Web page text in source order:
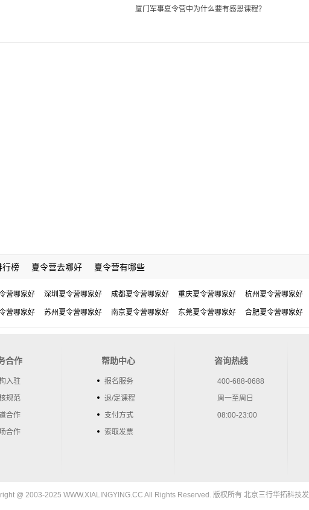
厦门军事夏令营中为什么要有感恩课程？
行榜 夏令营去哪好 夏令营有哪些
营哪家好 深圳夏令营哪家好 成都夏令营哪家好 重庆夏令营哪家好 杭州夏令营哪家好
营哪家好 苏州夏令营哪家好 南京夏令营哪家好 东莞夏令营哪家好 合肥夏令营哪家好
合作
入驻
规范
合作
合作
帮助中心
报名服务
退/定课程
支付方式
索取发票
咨询热线
400-688-0688
周一至周日
08:00-23:00
@ 2003-2025 WWW.XIALINGYING.CC All Rights Reserved. 版权所有 北京三行华拓科技发